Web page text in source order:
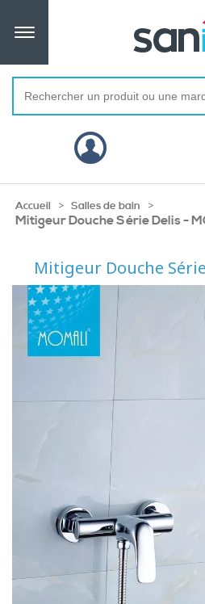
Accueil > Salles de bain >
Mitigeur Douche Série Delis -
Mitigeur Douche